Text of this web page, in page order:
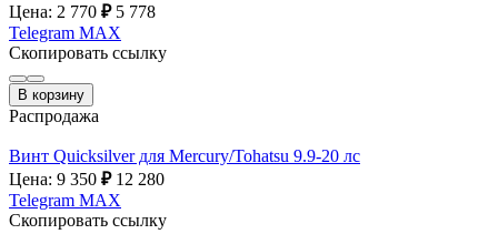
Цена: 2 770 ₽ 5 778
Telegram MAX
Скопировать ссылку
В корзину
Распродажа
Винт Quicksilver для Mercury/Tohatsu 9.9-20 лс
Цена: 9 350 ₽ 12 280
Telegram MAX
Скопировать ссылку